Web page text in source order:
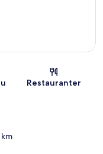
Restauranter
km